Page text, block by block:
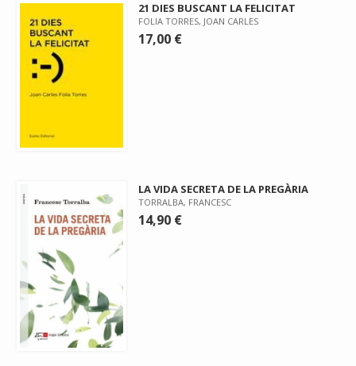
21 DIES BUSCANT LA FELICITAT
FOLIA TORRES, JOAN CARLES
17,00 €
LA VIDA SECRETA DE LA PREGÀRIA
TORRALBA, FRANCESC
14,90 €